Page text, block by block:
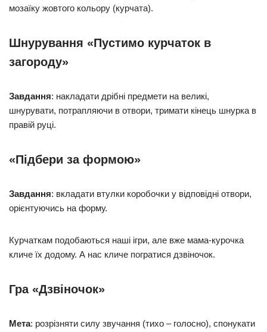
мозаїку жовтого кольору (курчата).
Шнурування «Пустимо курчаток в
загороду»
Завдання: накладати дрібні предмети на великі,
шнурувати, потрапляючи в отвори, тримати кінець шнурка в
правій руці.
«Підбери за формою»
Завдання: вкладати втулки коробочки у відповідні отвори,
орієнтуючись на форму.
Курчаткам подобаються наші ігри, але вже мама-курочка
кличе їх додому. А нас кличе погратися дзвіночок.
Гра «Дзвіночок»
Мета: розрізняти силу звучання (тихо – голосно), спонукати